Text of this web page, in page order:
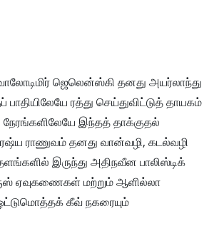
ஜெலென்ஸ்கி தனது அயர்லாந்து
ரத்து செய்துவிட்டுத் தாயகம்
நேரங்களிலேயே இந்தத் தாக்குதல்
ரஷ்ய ராணுவம் தனது வான்வழி, கடல்வழி
இருந்து அதிநவீன பாலிஸ்டிக்
ஏவுகணைகள் மற்றும் ஆளில்லா
கீவ் நகரையும்